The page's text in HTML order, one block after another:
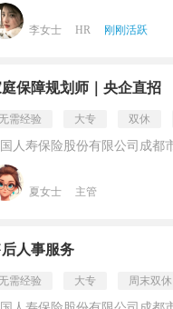
李女士 HR 刚刚活跃
保障规划师｜央企直招
需经验 大专 双休
人寿保险股份有限公司成都
夏女士 主管
人事服务
需经验 大专 周末双休